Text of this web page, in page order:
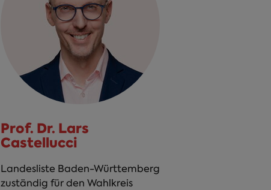
Prof. Dr. Lars
Castellucci
Landesliste Baden-Württemberg
zuständig für den Wahlkreis